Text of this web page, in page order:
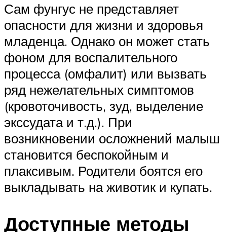
Сам фунгус не представляет
опасности для жизни и здоровья
младенца. Однако он может стать
фоном для воспалительного
процесса (омфалит) или вызвать
ряд нежелательных симптомов
(кровоточивость, зуд, выделение
экссудата и т.д.). При
возникновении осложнений малыш
становится беспокойным и
плаксивым. Родители боятся его
выкладывать на животик и купать.
Доступные методы